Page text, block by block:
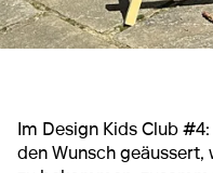
Im Design Kids Club #4:
den Wunsch